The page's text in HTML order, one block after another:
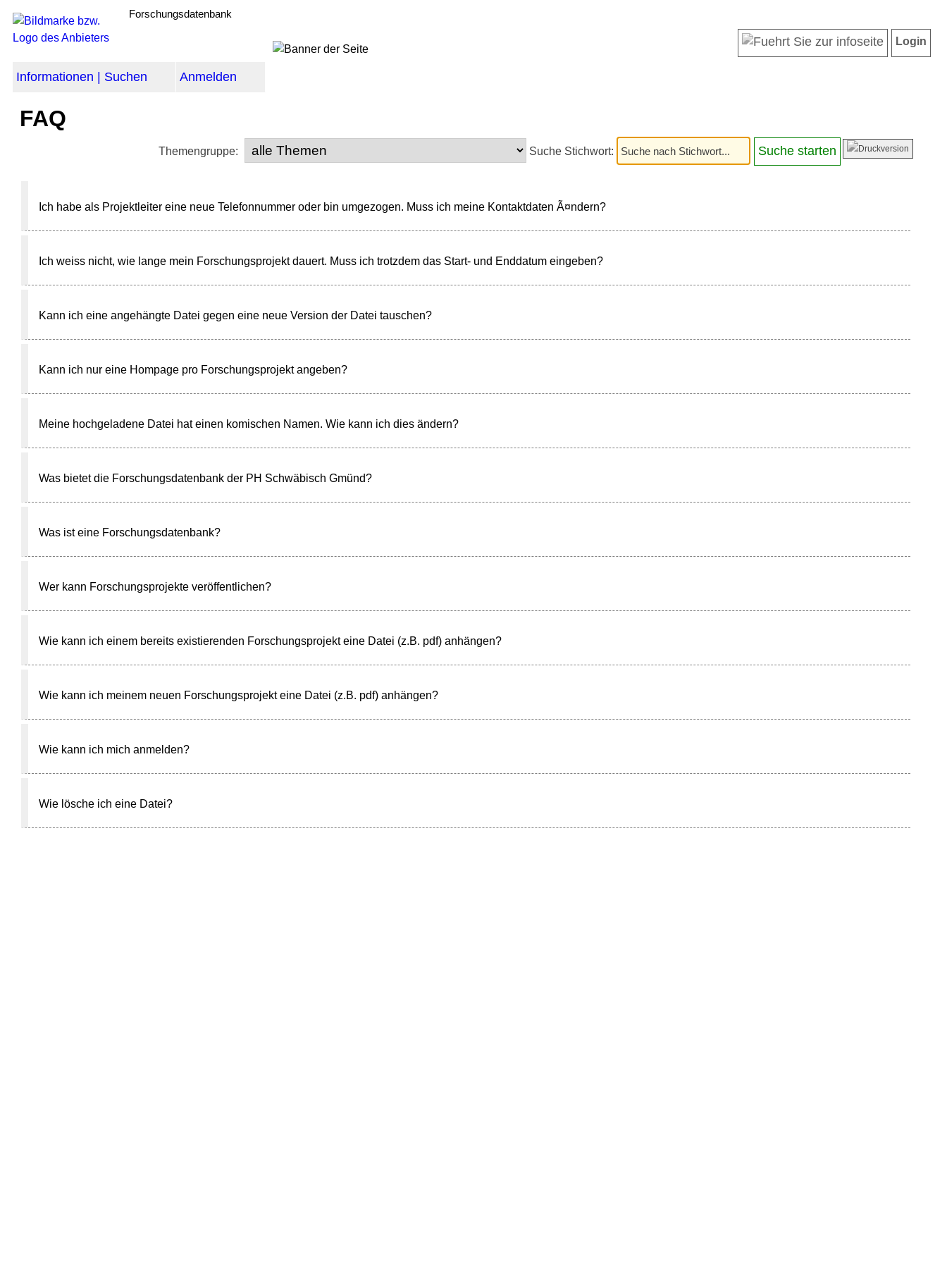
Forschungsdatenbank
Informationen | Suchen Anmelden
Login
FAQ
Themengruppe: Suche Stichwort:
Ich habe als Projektleiter eine neue Telefonnummer oder bin umgezogen. Muss ich meine Kontaktdaten Ã¤ndern?
Ich weiss nicht, wie lange mein Forschungsprojekt dauert. Muss ich trotzdem das Start- und Enddatum eingeben?
Kann ich eine angehängte Datei gegen eine neue Version der Datei tauschen?
Kann ich nur eine Hompage pro Forschungsprojekt angeben?
Meine hochgeladene Datei hat einen komischen Namen. Wie kann ich dies ändern?
Was bietet die Forschungsdatenbank der PH Schwäbisch Gmünd?
Was ist eine Forschungsdatenbank?
Wer kann Forschungsprojekte veröffentlichen?
Wie kann ich einem bereits existierenden Forschungsprojekt eine Datei (z.B. pdf) anhängen?
Wie kann ich meinem neuen Forschungsprojekt eine Datei (z.B. pdf) anhängen?
Wie kann ich mich anmelden?
Wie lösche ich eine Datei?